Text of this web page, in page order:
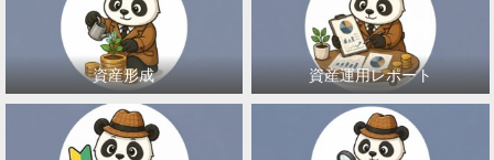
資産形成 資産運用レポート